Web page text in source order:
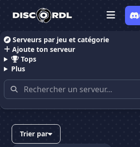
Serveurs par jeu et catégorie
Ajoute ton serveur
Tops
Plus
Accueil
Serveurs Discord
Trier par